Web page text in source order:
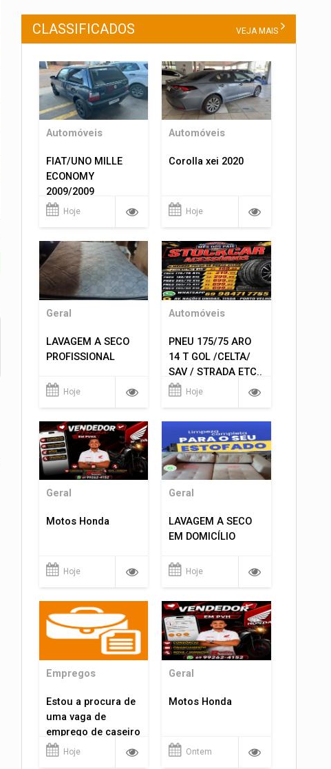
CLASSIFICADOS VEJA MAIS
Automóveis
FIAT/UNO MILLE
ECONOMY
2009/2009
Hoje
Automóveis
Corolla xei 2020
Hoje
Geral
LAVAGEM A SECO
PROFISSIONAL
Hoje
Automóveis
PNEU 175/75 ARO
14 T GOL /CELTA/
SAV / STRADA ETC..
R$ 219,99
Hoje
Geral
Motos Honda
Hoje
Geral
LAVAGEM A SECO
EM DOMICÍLIO
Hoje
Empregos
Estou a procura de
uma vaga de
emprego de caseiro
em porto velho
Hoje
Geral
Motos Honda
Ontem